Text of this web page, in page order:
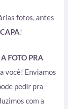
fotos, antes
!
FOTO PRA
você! Enviamos
pedir pra
com a